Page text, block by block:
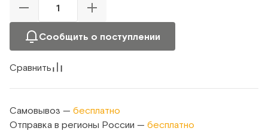
Сообщить о поступлении
Сравнить
Самовывоз — бесплатно
Отправка в регионы России — бесплатно